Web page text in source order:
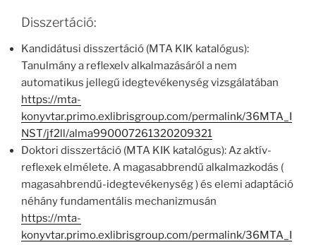
Disszertáció:
Kandidátusi disszertáció (MTA KIK katalógus):
Tanulmány a reflexelv alkalmazásáról a nem
automatikus jellegű idegtevékenység vizsgálatában
https://mta-
konyvtar.primo.exlibrisgroup.com/permalink/36MTA_I
NST/jf2ll/alma990007261320209321
Doktori disszertáció (MTA KIK katalógus): Az aktív-
reflexek elmélete. A magasabbrendű alkalmazkodás (
magasahbrendű-idegtevékenység ) és elemi adaptáció
néhány fundamentális mechanizmusán
https://mta-
konyvtar.primo.exlibrisgroup.com/permalink/36MTA_I